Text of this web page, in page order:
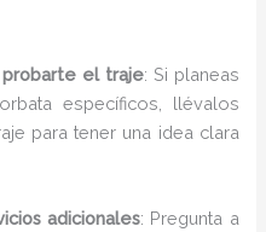
probarte el traje: Si planeas
específicos, llévalos
para tener una idea clara
adicionales: Pregunta a